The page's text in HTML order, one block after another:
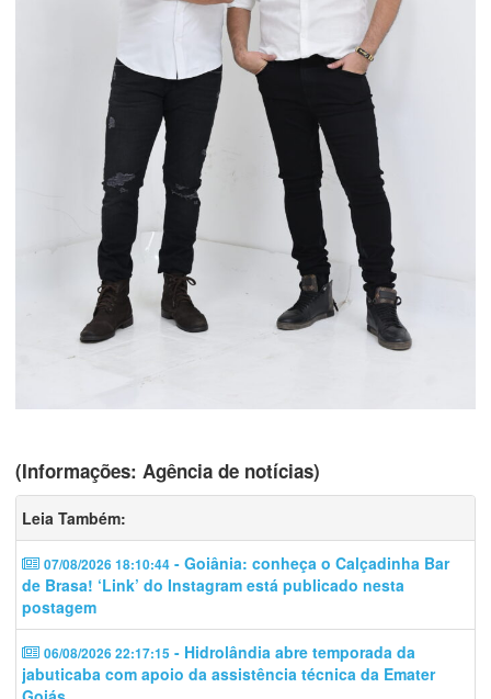
(Informações: Agência de notícias)
Leia Também:
07/08/2026 18:10:44 - Goiânia: conheça o Calçadinha Bar
de Brasa! ‘Link’ do Instagram está publicado nesta
postagem
06/08/2026 22:17:15 - Hidrolândia abre temporada da
jabuticaba com apoio da assistência técnica da Emater